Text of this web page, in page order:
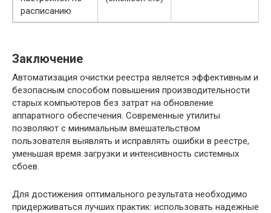
расписанию
Заключение
Автоматизация очистки реестра является эффективным и
безопасным способом повышения производительности
старых компьютеров без затрат на обновление
аппаратного обеспечения. Современные утилиты
позволяют с минимальным вмешательством
пользователя выявлять и исправлять ошибки в реестре,
уменьшая время загрузки и интенсивность системных
сбоев.
Для достижения оптимального результата необходимо
придерживаться лучших практик: использовать надежные